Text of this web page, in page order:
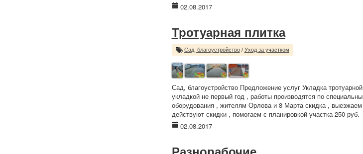
02.08.2017
Тротуарная плитка
Сад, благоустройство/ Уход за участком
Сад, благоустройство Предложение услуг Укладка
укладкой не первый год , работы производятся по
оборудования , жителям Орлова и 8 Марта скидка , выезжаем
действуют скидки , помогаем с планировкой участка 250 руб.
02.08.2017